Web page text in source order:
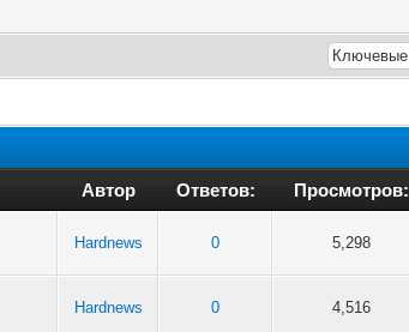
Автор Ответов: Просмотров:
Hardnews 0 5,298
Hardnews 0 4,516